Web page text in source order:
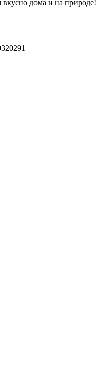
дома и на природе!